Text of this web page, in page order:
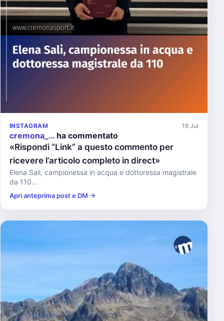
INSTAGRAM 19 Jul
cremona_… ha commentato
«Rispondi “Link” a questo commento per
ricevere l’articolo completo in direct»
Elena Sali, campionessa in acqua e dottoressa magistrale
da 110...
Apri anteprima post e DM →